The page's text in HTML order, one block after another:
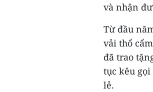
và nhận
Từ đầu
vải thổ
đã trao
tục kêu
lẻ.